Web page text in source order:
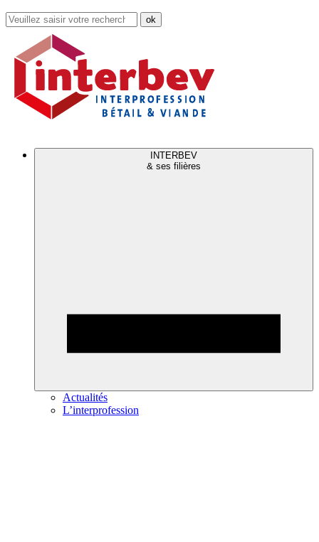
Rechercher
dans
site
INTERBEV
& ses filières
Actualités
L’interprofession